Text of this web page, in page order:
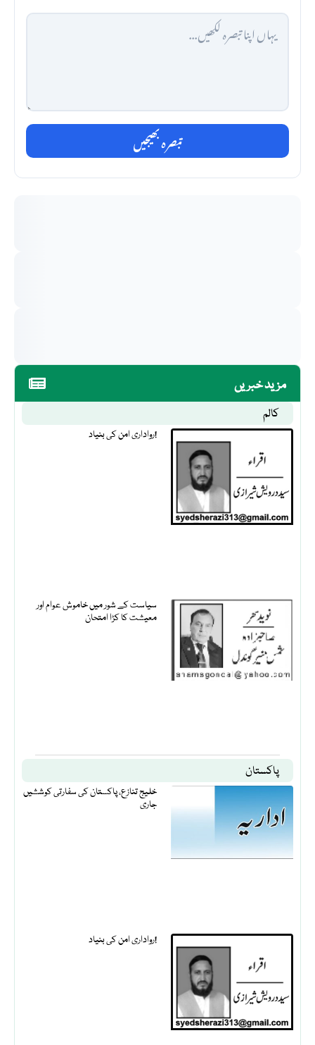
مزید خبریں
کالم
رواداری امن کی بنیاد!
سیاست کے شور میں خاموش عوام اور
معیشت کا کڑا امتحان
پاکستان
خلیج تنازع، پاکستان کی سفارتی کوششیں
جاری
رواداری امن کی بنیاد!
تبصرہ بھیجیں